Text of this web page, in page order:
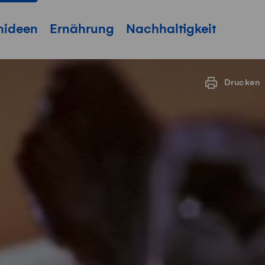
Ernährung Nachhaltigkeit
Drucken